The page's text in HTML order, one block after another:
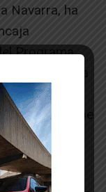
Navarra, ha
Programa
a toda
en un
recibe
un evento